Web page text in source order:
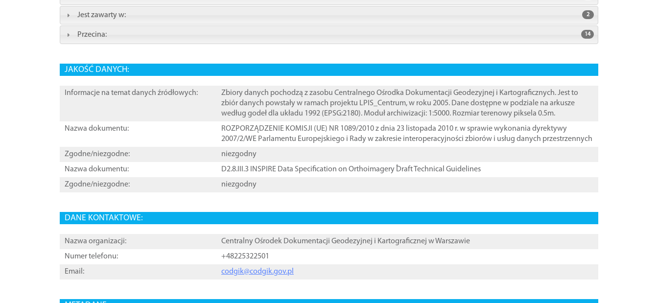
Jest zawarty w: 2
Przecina: 14
JAKOŚĆ DANYCH:
Informacje na temat danych źródłowych:
Zbiory danych pochodzą z zasobu Centralnego Ośrodka Dokumentacji Geodezyjnej i Kartograficznych. Jest to
zbiór danych powstały w ramach projektu LPIS_Centrum, w roku 2005. Dane dostępne w podziale na arkusze
według godeł dla układu 1992 (EPSG:2180). Moduł archiwizacji: 1:5000. Rozmiar terenowy piksela 0.5m.
Nazwa dokumentu:
ROZPORZĄDZENIE KOMISJI (UE) NR 1089/2010 z dnia 23 listopada 2010 r. w sprawie wykonania dyrektywy
2007/2/WE Parlamentu Europejskiego i Rady w zakresie interoperacyjności zbiorów i usług danych przestrzennych
Zgodne/niezgodne:
niezgodny
Nazwa dokumentu:
D2.8.III.3 INSPIRE Data Specification on Orthoimagery ֠Draft Technical Guidelines
Zgodne/niezgodne:
niezgodny
DANE KONTAKTOWE:
Nazwa organizacji:
Centralny Ośrodek Dokumentacji Geodezyjnej i Kartograficznej w Warszawie
Numer telefonu:
+48225322501
Email:
codgik@codgik.gov.pl